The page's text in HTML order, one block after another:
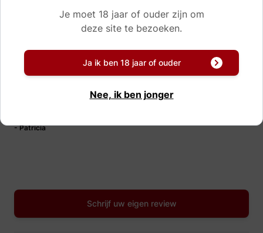
“Heerlijk, beter dan dit nog niet gehad!”
Een heerlijke port deze 20 jaar oude! echt een port voor op de
- Patricia
Schrijf uw eigen review
Je moet 18 jaar of ouder zijn om
deze site te bezoeken.
Ja ik ben 18 jaar of ouder
Nee, ik ben jonger